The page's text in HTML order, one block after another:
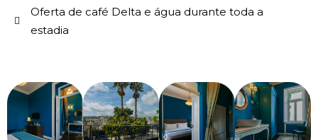
Oferta de café Delta e água durante toda a
estadia